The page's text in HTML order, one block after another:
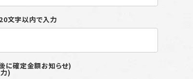
文字以内で入力
金・注文後に確定金額お知らせ)
)